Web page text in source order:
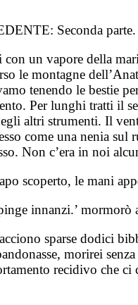
Seconda
un vapore della
le montagne
tenendo le bestie
Per lunghi tratti il
altri strumenti. Il
come una nenia sul
Non c’era in noi
scoperto, le mani
innanzi.’
sparse dodici
morirei
recidivo che ci